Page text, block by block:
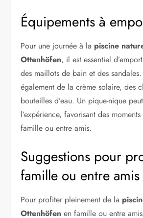
Équipements à
Pour une journée à la piscine
Ottenhöfen, il est essentiel
des maillots de bain et des
également de la crème solaire, des
bouteilles d’eau. Un pique-nique
l’expérience, favorisant des
famille ou entre amis.
Suggestions pour
famille ou entre amis
Pour profiter pleinement de la
Ottenhöfen en famille ou entre